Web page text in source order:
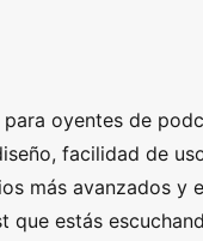
oyentes de
facilidad de
más avanzados y
estás